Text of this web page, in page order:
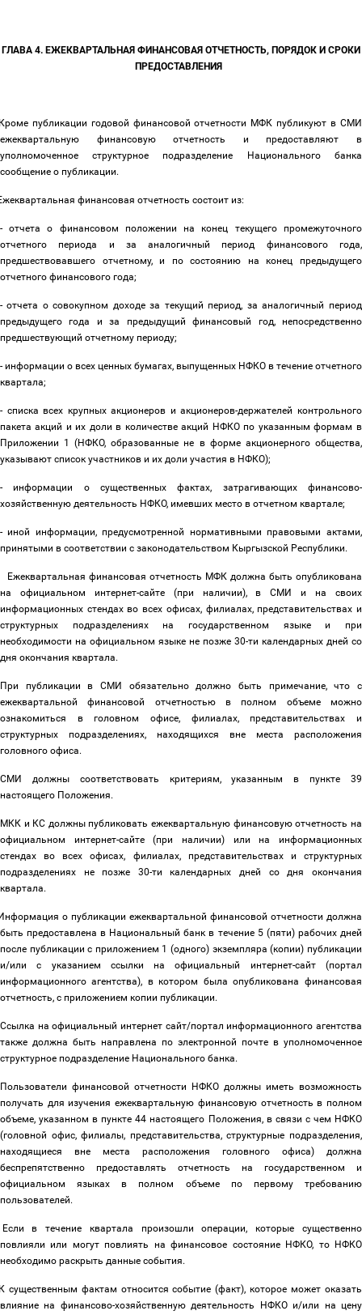
ГЛАВА 4. ЕЖЕКВАРТАЛЬНАЯ ФИНАНСОВАЯ ОТЧЕТНОСТЬ, ПОРЯДОК И СРОКИ
ПРЕДОСТАВЛЕНИЯ
публикации годовой финансовой отчетности МФК публикуют в СМИ
ежеквартальную финансовую отчетность и предоставляют в
уполномоченное структурное подразделение Национального банка
сообщение о публикации.
финансовая отчетность состоит из:
- отчета о финансовом положении на конец текущего промежуточного
отчетного периода и за аналогичный период финансового года,
предшествовавшего отчетному, и по состоянию на конец предыдущего
отчетного финансового года;
- отчета о совокупном доходе за текущий период, за аналогичный период
предыдущего года и за предыдущий финансовый год, непосредственно
предшествующий отчетному периоду;
- информации о всех ценных бумагах, выпущенных НФКО в течение отчетного
квартала;
- списка всех крупных акционеров и акционеров-держателей контрольного
пакета акций и их доли в количестве акций НФКО по указанным формам в
Приложении 1 (НФКО, образованные не в форме акционерного общества,
указывают список участников и их доли участия в НФКО);
- информации о существенных фактах, затрагивающих финансово-
хозяйственную деятельность НФКО, имевших место в отчетном квартале;
- иной информации, предусмотренной нормативными правовыми актами,
принятыми в соответствии с законодательством Кыргызской Республики.
финансовая отчетность МФК должна быть опубликована
на официальном интернет-сайте (при наличии), в СМИ и на своих
информационных стендах во всех офисах, филиалах, представительствах и
структурных подразделениях на государственном языке и при
необходимости на официальном языке не позже 30-ти календарных дней со
дня окончания квартала.
При публикации в СМИ обязательно должно быть примечание, что с
ежеквартальной финансовой отчетностью в полном объеме можно
ознакомиться в головном офисе, филиалах, представительствах и
структурных подразделениях, находящихся вне места расположения
головного офиса.
СМИ должны соответствовать критериям, указанным в пункте 39
настоящего Положения.
МКК и КС должны публиковать ежеквартальную финансовую отчетность на
официальном интернет-сайте (при наличии) или на информационных
стендах во всех офисах, филиалах, представительствах и структурных
подразделениях не позже 30-ти календарных дней со дня окончания
квартала.
о публикации ежеквартальной финансовой отчетности должна
быть предоставлена в Национальный банк в течение 5 (пяти) рабочих дней
после публикации с приложением 1 (одного) экземпляра (копии) публикации
и/или с указанием ссылки на официальный интернет-сайт (портал
информационного агентства), в котором была опубликована финансовая
отчетность, с приложением копии публикации.
Ссылка на официальный интернет сайт/портал информационного агентства
также должна быть направлена по электронной почте в уполномоченное
структурное подразделение Национального банка.
Пользователи финансовой отчетности НФКО должны иметь возможность
получать для изучения ежеквартальную финансовую отчетность в полном
объеме, указанном в пункте 44 настоящего Положения, в связи с чем НФКО
(головной офис, филиалы, представительства, структурные подразделения,
находящиеся вне места расположения головного офиса) должна
беспрепятственно предоставлять отчетность на государственном и
официальном языках в полном объеме по первому требованию
пользователей.
Если в течение квартала произошли операции, которые существенно
повлияли или могут повлиять на финансовое состояние НФКО, то НФКО
необходимо раскрыть данные события.
существенным фактам относится событие (факт), которое может оказать
влияние на финансово-хозяйственную деятельность НФКО и/или на цену